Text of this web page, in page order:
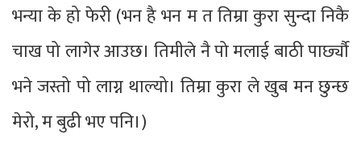
भन्या के हो फेरी (भन है भन म त तिम्रा कुरा सुन्दा निकै
चाख पो लागेर आउछ। तिमीले नै पो मलाई बाठी पार्छ्यौ
भने जस्तो पो लाग्न थाल्यो। तिम्रा कुरा ले खुब मन छुन्छ
मेरो, म बुढी भए पनि।)